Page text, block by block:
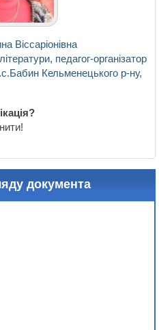
Віссаріонівна
педагог-організатор
Кельменецького р-ну,
документа